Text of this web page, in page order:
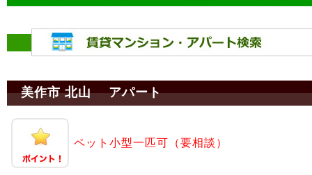
美作市 北山 アパート
ペット小型一匹可（要相談）